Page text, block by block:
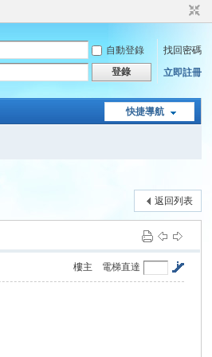
自動登錄
找回密碼
登錄 立即註冊
快捷導航
返回列表
電梯直達
樓主